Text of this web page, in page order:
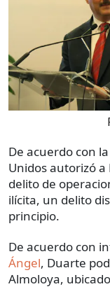
De acuerdo con
Unidos autorizó
delito de
ilícita, un delito
principio.
De acuerdo con
Ángel, Duarte
Almoloya,